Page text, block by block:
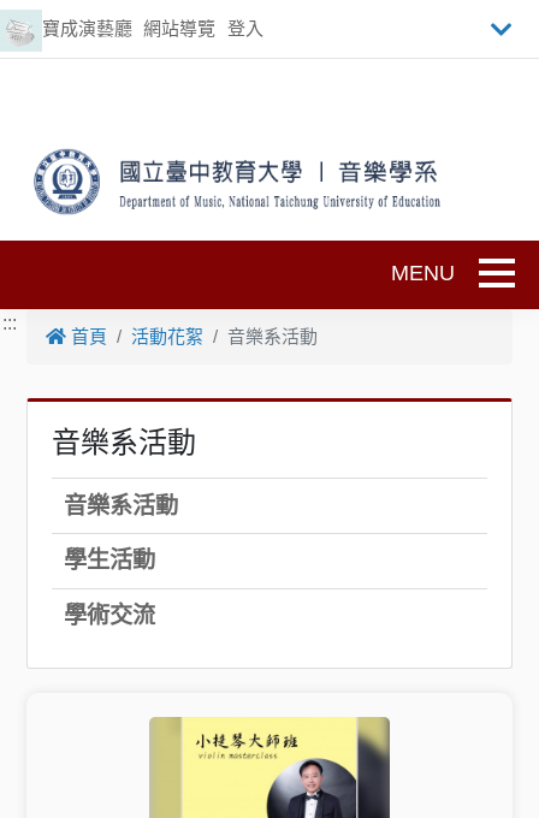
跳到主要內容
寶成演藝廳 網站導覽 登入
:::
首頁 活動花絮 音樂系活動
音樂系活動
音樂系活動
學生活動
學術交流